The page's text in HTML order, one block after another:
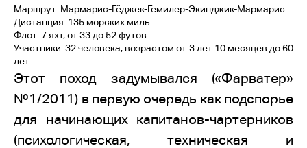
Маршрут: Мармарис-Гёджек-Гемилер-Экинджик-Мармарис
Дистанция: 135 морских миль.
Флот: 7 яхт, от 33 до 52 футов.
Участники: 32 человека, возрастом от 3 лет 10 месяцев до 60
лет.
Этот поход задумывался («Фарватер»
№1/2011) в первую очередь как подспорье
для начинающих капитанов-чартерников
(психологическая, техническая и